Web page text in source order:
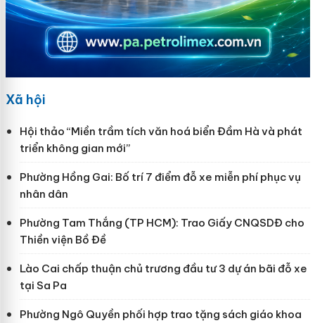
Xã hội
Hội thảo “Miền trầm tích văn hoá biển Đầm Hà và phát
triển không gian mới”
Phường Hồng Gai: Bố trí 7 điểm đỗ xe miễn phí phục vụ
nhân dân
Phường Tam Thắng (TP HCM): Trao Giấy CNQSDĐ cho
Thiền viện Bồ Đề
Lào Cai chấp thuận chủ trương đầu tư 3 dự án bãi đỗ xe
tại Sa Pa
Phường Ngô Quyền phối hợp trao tặng sách giáo khoa